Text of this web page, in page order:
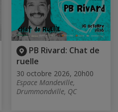
PB Rivard: Chat de
ruelle
30 octobre 2026, 20h00
Espace Mandeville,
Drummondville, QC